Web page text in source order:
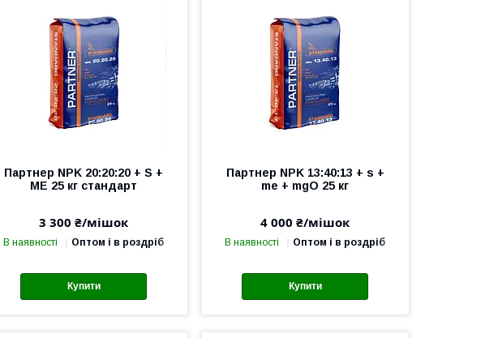
Партнер NPK 20:20:20 + S +
ME 25 кг стандарт
3 300 ₴/мішок
В наявності Оптом і в роздріб
Купити
Партнер NPK 13:40:13 + s +
me + mgO 25 кг
4 000 ₴/мішок
В наявності Оптом і в роздріб
Купити